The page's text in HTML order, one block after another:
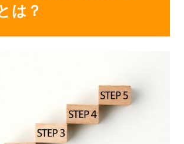
は？